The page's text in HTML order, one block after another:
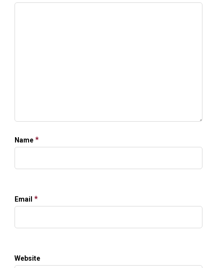
Name *
Email *
Website